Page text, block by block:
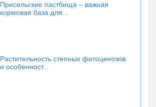
Присельские пастбища – важная
кормовая база для...
Растительность степных фитоценозов
и особенност...